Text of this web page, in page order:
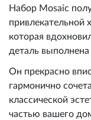
Набор Mosaic
привлекательной
которая
деталь
Он прекрасно
гармонично
классической
частью вашего